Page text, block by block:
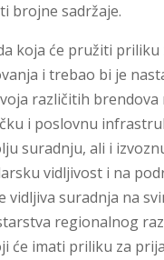
brojne sadržaje.
koja će pružiti
i trebao bi je
različitih
i poslovnu
suradnju, ali i
vidljivost i na
suradnja na
regionalnog
će imati priliku za